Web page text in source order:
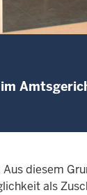
diesem
als